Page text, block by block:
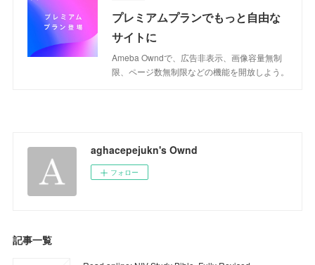
プレミアムプランでもっと自由な
サイトに
Ameba Owndで、広告非表示、画像容量無制
限、ページ数無制限などの機能を開放しよう。
aghacepejukn's Ownd
フォロー
記事一覧